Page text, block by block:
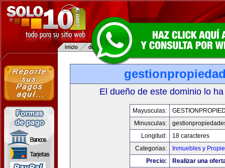
El dueño de este dominio lo
Mayusculas:
Minusculas:
Longitud:
18 caracteres
Categorias:
Inmuebles y
Precio:
Realizar una